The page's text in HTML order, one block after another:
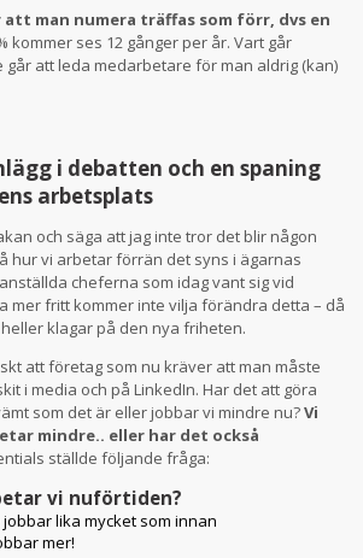
att man numera träffas som förr, dvs en
kommer ses 12 gånger per år. Vart går
går att leda medarbetare för man aldrig (kan)
i debatten och en spaning
arbetsplats
och säga att jag inte tror det blir någon
hur vi arbetar förrän det syns i ägarnas
cheferna som idag vant sig vid
mer fritt kommer inte vilja förändra detta – då
klagar på den nya friheten.
att företag som nu kräver att man måste
i media och på LinkedIn. Har det att göra
som det är eller jobbar vi mindre nu?Vi
mindre.. eller har det också
ställde följande fråga:
vi nuförtiden?
lika mycket som innan
mer!